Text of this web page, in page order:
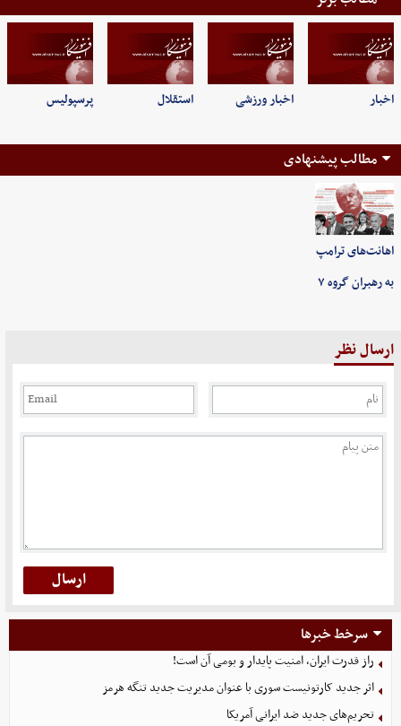
اخبار اخبار ورزشی استقلال پرسپولیس
مطالب پیشنهادی
اهانت‌های ترامپ
به رهبران گروه ۷
ارسال نظر
سرخط خبرها
راز قدرت ایران، امنیت پایدار و بومی آن است!
اثر جدید کارتونیست سوری با عنوان مدیریت جدید تنگه هرمز
تحریم‌های جدید ضد ایرانی آمریکا